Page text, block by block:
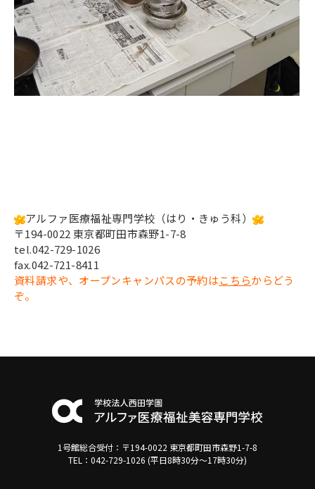
アルファ医療福祉専門学校（はり・きゅう科）
〒194-0022 東京都町田市森野1-7-8
tel.042-729-1026
fax.042-721-8411
資料請求や、オープンキャンパスの予約はこちらからどう
ぞ。
1号館総合受付：〒194-0022 東京都町田市森野1-7-8
TEL：042-729-1026 (平日8時30分〜17時30分)